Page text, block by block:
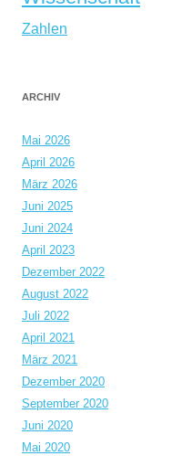
Zahlen
ARCHIV
Mai 2026
April 2026
März 2026
Juni 2025
Juni 2024
April 2023
Dezember 2022
August 2022
Juli 2022
April 2021
März 2021
Dezember 2020
September 2020
Juni 2020
Mai 2020